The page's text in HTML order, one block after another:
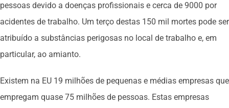
pessoas devido a doenças profissionais e cerca de 9000 por
acidentes de trabalho. Um terço destas 150 mil mortes pode ser
atribuído a substâncias perigosas no local de trabalho e, em
particular, ao amianto.
Existem na EU 19 milhões de pequenas e médias empresas que
empregam quase 75 milhões de pessoas. Estas empresas